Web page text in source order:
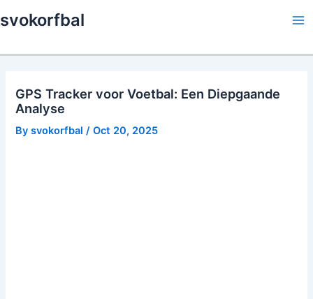
to
svokorfbal
GPS Tracker voor Voetbal: Een Diepgaande
Analyse
Bysvokorfbal /Oct 20, 2025